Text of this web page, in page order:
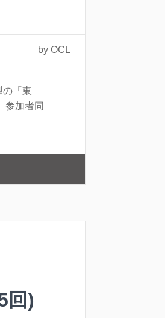
by OCL
の「東
参加者同
回)